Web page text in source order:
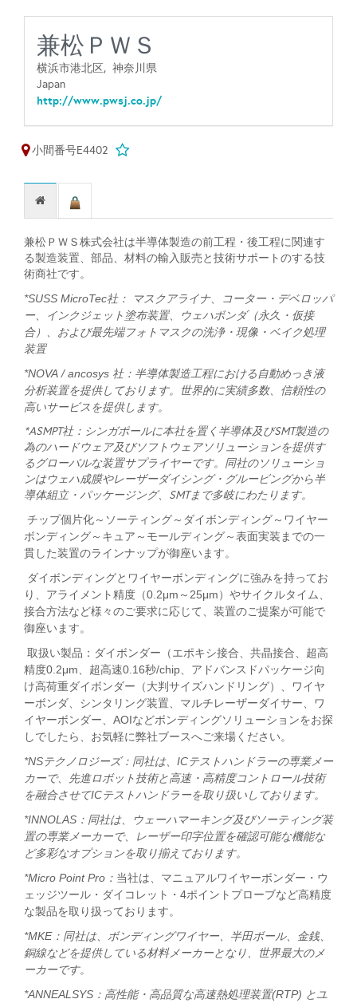
兼松ＰＷＳ
横浜市港北区, 神奈川県
Japan
http://www.pwsj.co.jp/
小間番号E4402
兼松ＰＷＳ株式会社は半導体製造の前工程・後工程に関連す
る製造装置、部品、材料の輸入販売と技術サポートのする技
術商社です。
*SUSS MicroTec社： マスクアライナ、コーター・デベロッパ
ー、インクジェット塗布装置、ウェハボンダ（永久・仮接
合）、および最先端フォトマスクの洗浄・現像・ベイク処理
装置
*NOVA / ancosys 社：半導体製造工程における自動めっき液
分析装置を提供しております。世界的に実績多数、信頼性の
高いサービスを提供します。
*ASMPT社：シンガポールに本社を置く半導体及びSMT製造の
為のハードウェア及びソフトウェアソリューションを提供す
るグローバルな装置サプライヤーです。同社のソリューショ
ンはウェハ成膜やレーザーダイシング・グルービングから半
導体組立・パッケージング、SMTまで多岐にわたります。
チップ個片化～ソーティング～ダイボンディング～ワイヤー
ボンディング～キュア～モールディング～表面実装までの一
貫した装置のラインナップが御座います。
ダイボンディングとワイヤーボンディングに強みを持ってお
り、アライメント精度（0.2μm～25μm）やサイクルタイム、
接合方法など様々のご要求に応じて、装置のご提案が可能で
御座います。
取扱い製品：ダイボンダー（エポキシ接合、共晶接合、超高
精度0.2μm、超高速0.16秒/chip、アドバンスドパッケージ向
け高荷重ダイボンダー（大判サイズハンドリング）、ワイヤ
ーボンダ、シンタリング装置、マルチレーザーダイサー、ワ
イヤーボンダー、AOIなどボンディングソリューションをお探
しでしたら、お気軽に弊社ブースへご来場ください。
*NSテクノロジーズ：同社は、ICテストハンドラーの専業メー
カーで、先進ロボット技術と高速・高精度コントロール技術
を融合させてICテストハンドラーを取り扱いしております。
*INNOLAS：同社は、ウェーハマーキング及びソーティング装
置の専業メーカーで、レーザー印字位置を確認可能な機能な
ど多彩なオプションを取り揃えております。
*Micro Point Pro： 当社は、マニュアルワイヤーボンダー・ウ
ェッジツール・ダイコレット・4ポイントプローブなど高精度
な製品を取り扱っております。
*MKE：同社は、ボンディングワイヤー、半田ボール、金銭、
銅線などを提供している材料メーカーとなり、世界最大のメ
ーカーです。
*ANNEALSYS：高性能・高品質な高速熱処理装置(RTP) とユ